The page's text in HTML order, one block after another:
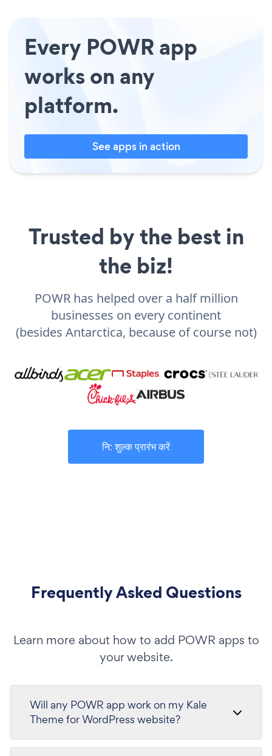
Every POWR app
works on any
platform.
See apps in action
Trusted by the best in
the biz!
POWR has helped over a half million
businesses on every continent
(besides Antarctica, because of course not)
नि: शुल्क प्रारंभ करें
Frequently Asked Questions
Learn more about how to add POWR apps to
your website.
Will any POWR app work on my Kale
Theme for WordPress website?